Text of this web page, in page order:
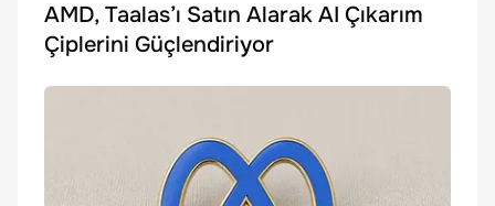
AMD, Taalas’ı Satın Alarak AI Çıkarım
Çiplerini Güçlendiriyor